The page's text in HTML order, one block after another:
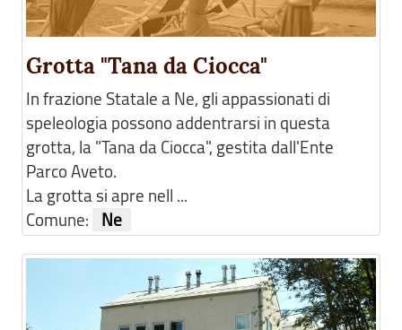
Grotta "Tana da Ciocca"
In frazione Statale a Ne, gli appassionati di
speleologia possono addentrarsi in questa
grotta, la "Tana da Ciocca", gestita dall'Ente
Parco Aveto.
La grotta si apre nell ...
Comune:
Ne